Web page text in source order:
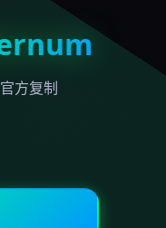
方复制